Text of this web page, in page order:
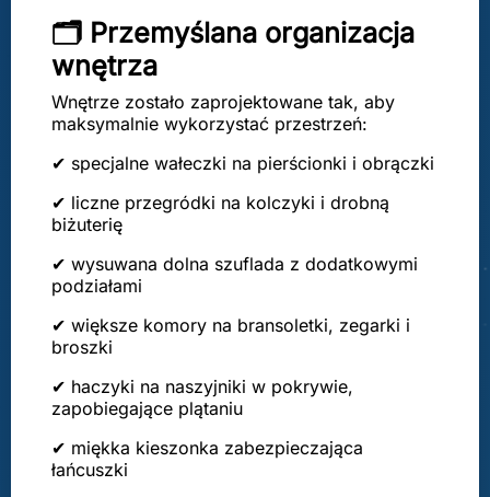
🗂️ Przemyślana organizacja
wnętrza
Wnętrze zostało zaprojektowane tak, aby
maksymalnie wykorzystać przestrzeń:
✔ specjalne wałeczki na pierścionki i obrączki
✔ liczne przegródki na kolczyki i drobną
biżuterię
✔ wysuwana dolna szuflada z dodatkowymi
podziałami
✔ większe komory na bransoletki, zegarki i
broszki
✔ haczyki na naszyjniki w pokrywie,
zapobiegające plątaniu
✔ miękka kieszonka zabezpieczająca
łańcuszki